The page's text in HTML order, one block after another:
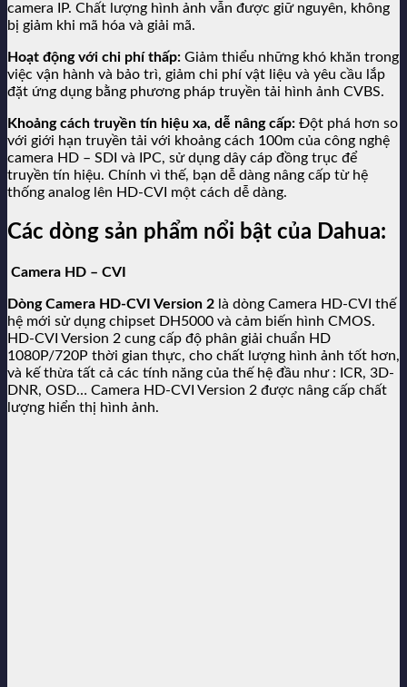
camera IP. Chất lượng hình ảnh vẫn được giữ nguyên, không
bị giảm khi mã hóa và giải mã.
Hoạt động với chi phí thấp: Giảm thiểu những khó khăn trong
việc vận hành và bảo trì, giảm chi phí vật liệu và yêu cầu lắp
đặt ứng dụng bằng phương pháp truyền tải hình ảnh CVBS.
Khoảng cách truyền tín hiệu xa, dễ nâng cấp: Đột phá hơn so
với giới hạn truyền tải với khoảng cách 100m của công nghệ
camera HD – SDI và IPC, sử dụng dây cáp đồng trục để
truyền tín hiệu. Chính vì thế, bạn dễ dàng nâng cấp từ hệ
thống analog lên HD-CVI một cách dễ dàng.
Các dòng sản phẩm nổi bật của Dahua:
Camera HD – CVI
Dòng Camera HD-CVI Version 2 là dòng Camera HD-CVI thế
hệ mới sử dụng chipset DH5000 và cảm biến hình CMOS.
HD-CVI Version 2 cung cấp độ phân giải chuẩn HD
1080P/720P thời gian thực, cho chất lượng hình ảnh tốt hơn,
và kế thừa tất cả các tính năng của thế hệ đầu như : ICR, 3D-
DNR, OSD… Camera HD-CVI Version 2 được nâng cấp chất
lượng hiển thị hình ảnh.